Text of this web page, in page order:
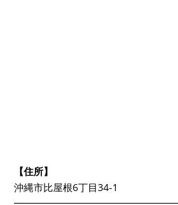
【住所】
沖縄市比屋根6丁目34-1